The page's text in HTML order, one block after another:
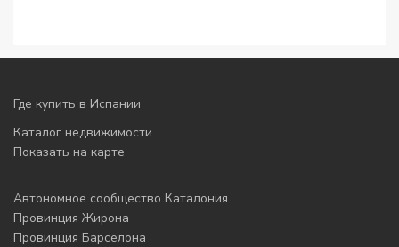
Где купить в Испании
Каталог недвижимости
Показать на карте
Автономное сообщество Каталония
Провинция Жирона
Провинция Барселона